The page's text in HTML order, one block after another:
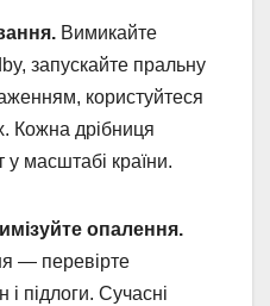
Вимикайте
запускайте пральну
користуйтеся
Кожна дрібниця
у масштабі країни.
опалення.
— перевірте
і підлоги. Сучасні